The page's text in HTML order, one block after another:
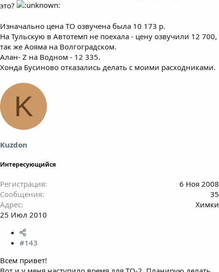
это?
Изначально цена ТО озвучена была 10 173 р.
На Тульскую в Автотемп не поехала - цену озвучили 12 700,
так же Аояма на Волгоградском.
Алан- Z на Водном - 12 335.
Хонда Бусиново отказались делать с моими расходниками.
K
Kuzdon
Интересующийся
Регистрация
6 Ноя 2008
Сообщения
35
Адрес
Химки
25 Июл 2010
#143
Всем привет!